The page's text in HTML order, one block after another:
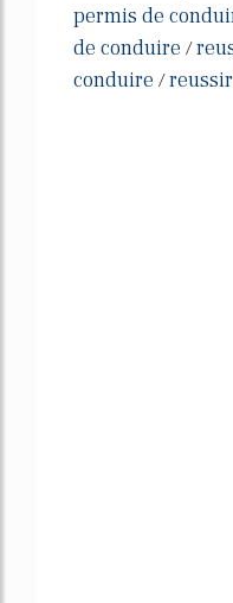
permis de
de conduire /
conduire /